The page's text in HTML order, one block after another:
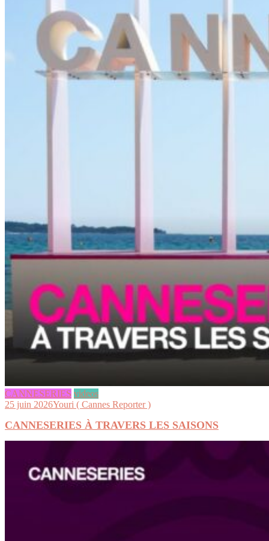
CANNESERIES videos
25 juin 2026Youri ( Cannes Reporter )
CANNESERIES À TRAVERS LES SAISONS